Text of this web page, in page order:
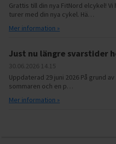
Grattis till din nya FitNord elcykel!
turer med din nya cykel. Hä…
Mer information »
Just nu längre svarstider
30.06.2026 14.15
Uppdaterad 29 juni 2026 På grund
sommaren och en p…
Mer information »